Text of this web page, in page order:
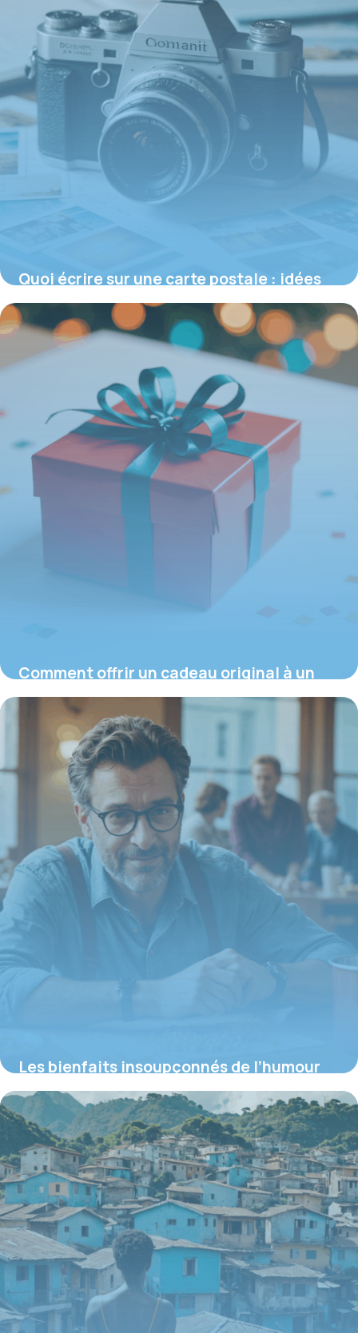
Quoi écrire sur une carte postale : idées
et significations inédites
16 juin 2026
Comment offrir un cadeau original à un
collègue pour renforcer l’esprit d’équipe
16 juin 2026
Les bienfaits insoupçonnés de l’humour
au travail pour renforcer la cohésion
16 juin 2026